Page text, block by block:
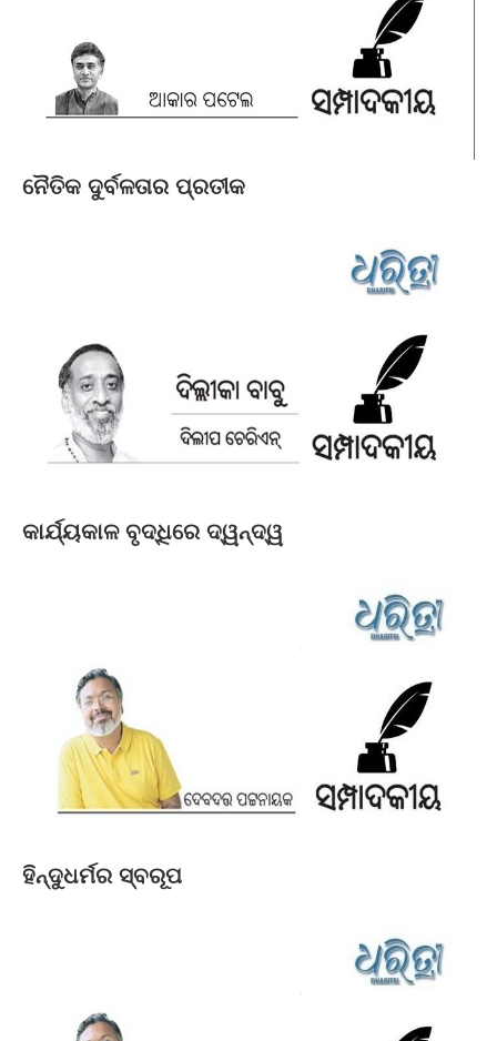
ନୈତିକ ଦୁର୍ବଳତାର ପ୍ରତୀକ
କାର୍ଯ୍ୟକାଳ ବୃଦ୍ଧିରେ ଦ୍ୱନ୍ଦ୍ୱ
ହିନ୍ଦୁଧର୍ମର ସ୍ବରୂପ